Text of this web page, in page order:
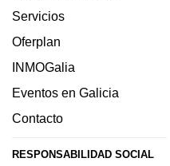
Servicios
Oferplan
INMOGalia
Eventos en Galicia
Contacto
RESPONSABILIDAD SOCIAL